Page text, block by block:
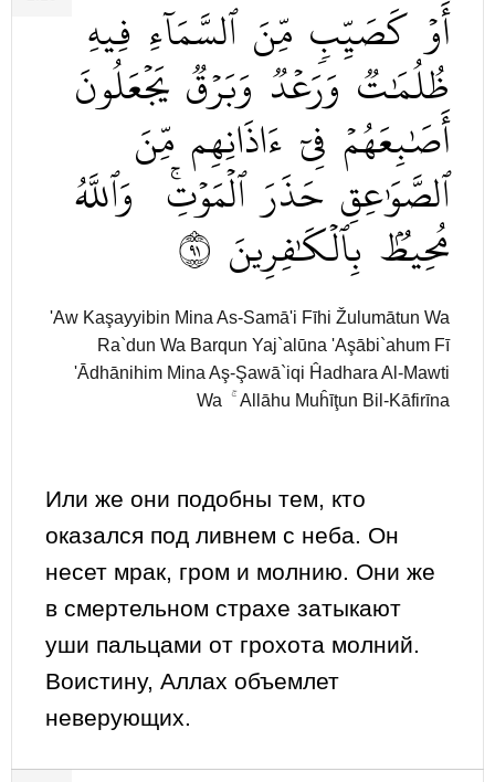
أَوۡ كَصَيِّبٖ مِّنَ ٱلسَّمَآءِ فِيهِ
ظُلُمَٰتٞ وَرَعۡدٞ وَبَرۡقٞ يَجۡعَلُونَ
أَصَٰبِعَهُمۡ فِيٓ ءَاذَانِهِم مِّنَ
ٱلصَّوَٰعِقِ حَذَرَ ٱلۡمَوۡتِۚ وَٱللَّهُ
مُحِيطُۢ بِٱلۡكَٰفِرِينَ ١٩
'Aw Kaşayyibin Mina As-Samā'i Fīhi Žulumātun Wa
Ra`dun Wa Barqun Yaj`alūna 'Aşābi`ahum Fī
'Ādhānihim Mina Aş-Şawā`iqi Ĥadhara Al-Mawti
Wa ۚ Allāhu Muĥīţun Bil-Kāfirīna
Или же они подобны тем, кто
оказался под ливнем с неба. Он
несет мрак, гром и молнию. Они же
в смертельном страхе затыкают
уши пальцами от грохота молний.
Воистину, Аллах объемлет
неверующих.